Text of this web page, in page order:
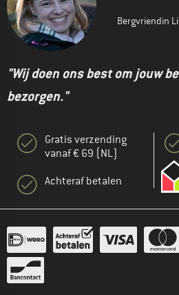
Bergvriendin
"Wij doen ons best om jouw
bezorgen."
Gratis verzending
vanaf € 69 (NL)
Achteraf betalen